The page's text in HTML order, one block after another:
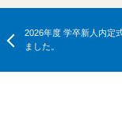
2026年度 学卒新人内定
ました。